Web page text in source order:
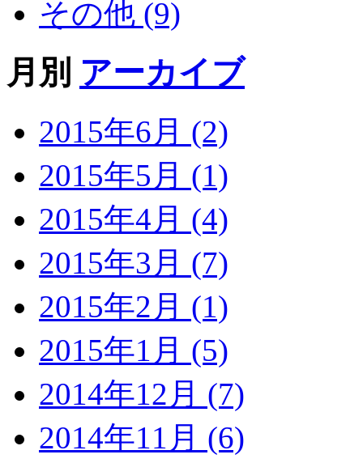
その他 (9)
月別 アーカイブ
2015年6月 (2)
2015年5月 (1)
2015年4月 (4)
2015年3月 (7)
2015年2月 (1)
2015年1月 (5)
2014年12月 (7)
2014年11月 (6)